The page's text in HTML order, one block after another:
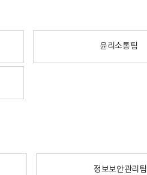
윤리소통팀
정보보안관리팀